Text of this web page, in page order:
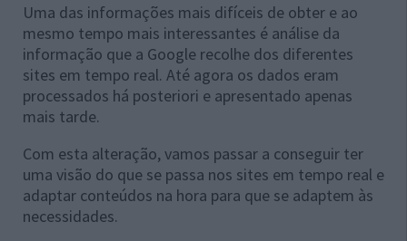
Uma das informações mais difíceis de obter e ao
mesmo tempo mais interessantes é análise da
informação que a Google recolhe dos diferentes
sites em tempo real. Até agora os dados eram
processados há posteriori e apresentado apenas
mais tarde.
Com esta alteração, vamos passar a conseguir ter
uma visão do que se passa nos sites em tempo real e
adaptar conteúdos na hora para que se adaptem às
necessidades.